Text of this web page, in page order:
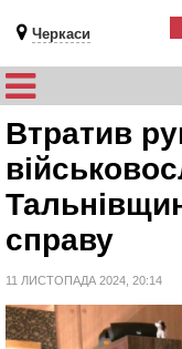
Черкаси
Втратив
справу
11 ЛИСТОПАДА 2024, 20:14